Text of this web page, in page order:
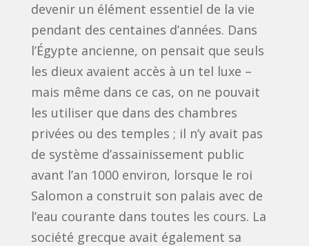
devenir un élément essentiel de la vie
pendant des centaines d’années. Dans
l’Égypte ancienne, on pensait que seuls
les dieux avaient accès à un tel luxe –
mais même dans ce cas, on ne pouvait
les utiliser que dans des chambres
privées ou des temples ; il n’y avait pas
de système d’assainissement public
avant l’an 1000 environ, lorsque le roi
Salomon a construit son palais avec de
l’eau courante dans toutes les cours. La
société grecque avait également sa